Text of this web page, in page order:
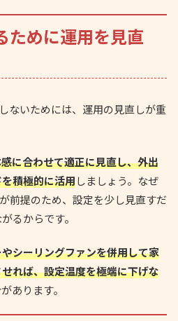
ために運用を見直
ないためには、運用の見直しが重
に合わせて適正に見直し、外出
積極的に活用しましょう。なぜ
前提のため、設定を少し見直すだ
るからです。
シーリングファンを併用して家
れば、設定温度を極端に下げな
あります。